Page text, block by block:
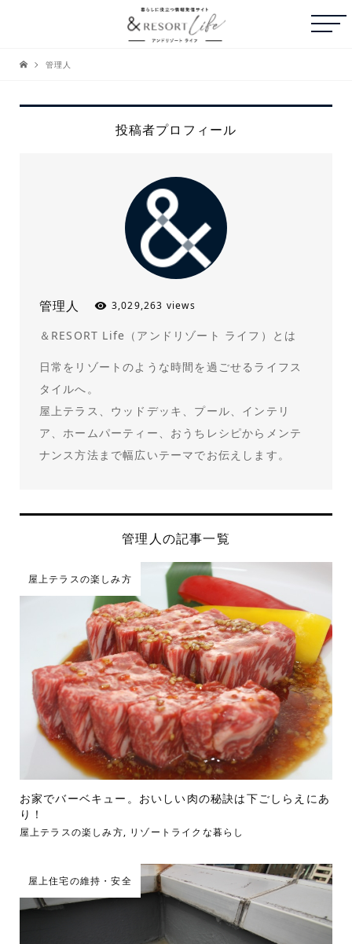
管理人
投稿者プロフィール
管理人 3,029,263 views
＆RESORT Life（アンドリゾート ライフ）とは
日常をリゾートのような時間を過ごせるライフス
タイルへ。
屋上テラス、ウッドデッキ、プール、インテリ
ア、ホームパーティー、おうちレシピからメンテ
ナンス方法まで幅広いテーマでお伝えします。
管理人の記事一覧
屋上テラスの楽しみ方
お家でバーベキュー。おいしい肉の秘訣は下ごしらえにあ
り！
屋上テラスの楽しみ方, リゾートライクな暮らし
屋上住宅の維持・安全